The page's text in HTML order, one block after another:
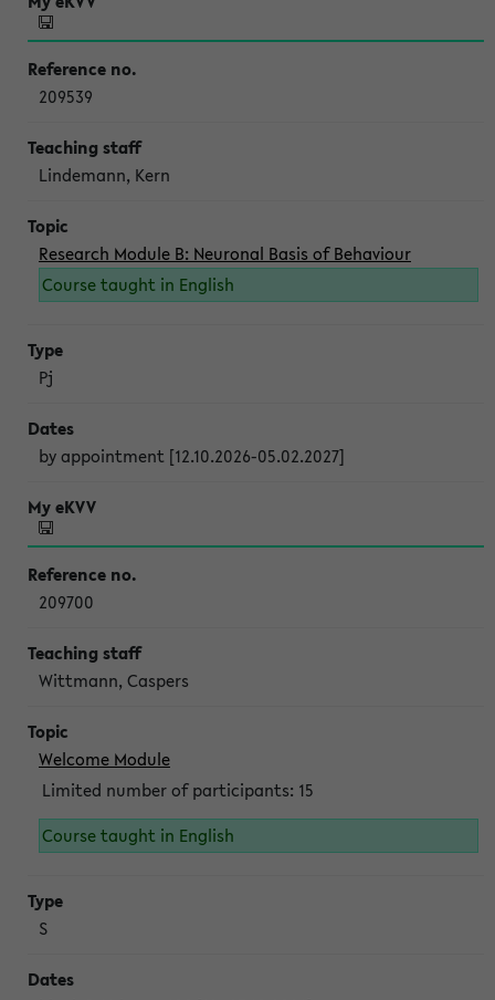
209539
Lindemann, Kern
Research Module B: Neuronal Basis of Behaviour
Course taught in English
Pj
by appointment [12.10.2026-05.02.2027]
209700
Wittmann, Caspers
Welcome Module
Limited number of participants: 15
Course taught in English
S